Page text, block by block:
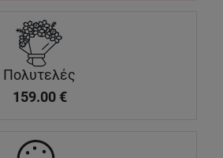
Πολυτελές
159.00 €